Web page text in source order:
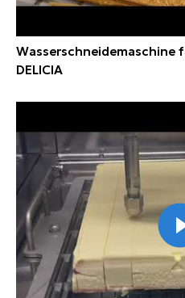
Wasserschneidemaschine
DELICIA